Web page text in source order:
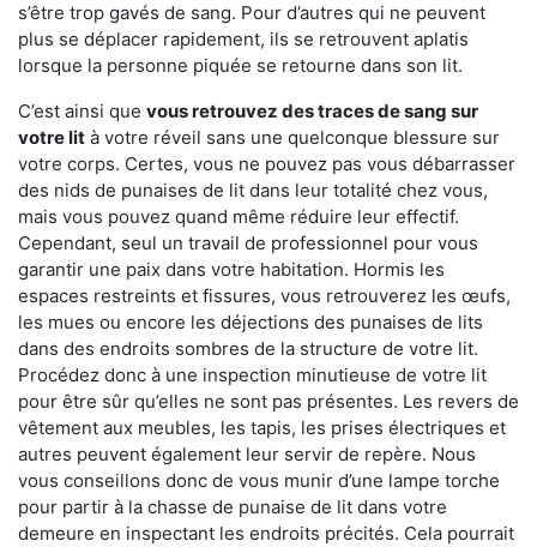
s’être trop gavés de sang. Pour d’autres qui ne peuvent
plus se déplacer rapidement, ils se retrouvent aplatis
lorsque la personne piquée se retourne dans son lit.
C’est ainsi que vous retrouvez des traces de sang sur
votre lit à votre réveil sans une quelconque blessure sur
votre corps. Certes, vous ne pouvez pas vous débarrasser
des nids de punaises de lit dans leur totalité chez vous,
mais vous pouvez quand même réduire leur effectif.
Cependant, seul un travail de professionnel pour vous
garantir une paix dans votre habitation. Hormis les
espaces restreints et fissures, vous retrouverez les œufs,
les mues ou encore les déjections des punaises de lits
dans des endroits sombres de la structure de votre lit.
Procédez donc à une inspection minutieuse de votre lit
pour être sûr qu’elles ne sont pas présentes. Les revers de
vêtement aux meubles, les tapis, les prises électriques et
autres peuvent également leur servir de repère. Nous
vous conseillons donc de vous munir d’une lampe torche
pour partir à la chasse de punaise de lit dans votre
demeure en inspectant les endroits précités. Cela pourrait